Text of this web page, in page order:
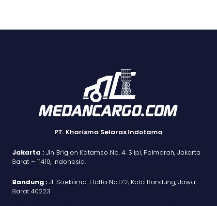
PT. Kharisma Selaras Indotama
Jakarta : Jln Brigjen Katamso No. 4. Slipi, Palmerah, Jakarta
Barat – 11410, Indonesia.
Bandung :Jl. Soekarno-Hatta No.172, Kota Bandung, Jawa
Barat 40223